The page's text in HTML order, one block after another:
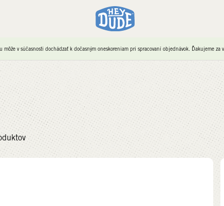
môže v súčasnosti dochádzať k dočasným oneskoreniam pri spracovaní objednávok. Ďakujeme za